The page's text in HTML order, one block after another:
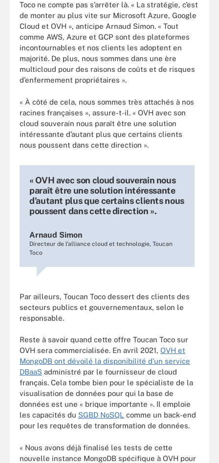
Toco ne compte pas s’arrêter là. « La stratégie, c’est
de monter au plus vite sur Microsoft Azure, Google
Cloud et OVH », anticipe Arnaud Simon. « Tout
comme AWS, Azure et GCP sont des plateformes
incontournables et nos clients les adoptent en
majorité. De plus, nous sommes dans une ère
multicloud pour des raisons de coûts et de risques
d’enfermement propriétaires ».
« À côté de cela, nous sommes très attachés à nos
racines françaises », assure-t-il. « OVH avec son
cloud souverain nous paraît être une solution
intéressante d’autant plus que certains clients
nous poussent dans cette direction ».
« OVH avec son cloud souverain nous
paraît être une solution intéressante
d’autant plus que certains clients nous
poussent dans cette direction ».
Arnaud Simon
Directeur de l'alliance cloud et technologie, Toucan
Toco
Par ailleurs, Toucan Toco dessert des clients des
secteurs publics et gouvernementaux, selon le
responsable.
Reste à savoir quand cette offre Toucan Toco sur
OVH sera commercialisée. En avril 2021, OVH et
MongoDB ont dévoilé la disponibilité d’un service
DBaaS administré par le fournisseur de cloud
français. Cela tombe bien pour le spécialiste de la
visualisation de données pour qui la base de
données est une « brique importante ». Il emploie
les capacités du SGBD NoSQL comme un back-end
pour les requêtes de transformation de données.
« Nous avons déjà finalisé les tests de cette
nouvelle instance MongoDB spécifique à OVH pour